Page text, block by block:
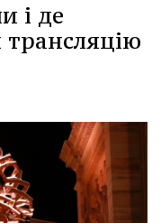
і де